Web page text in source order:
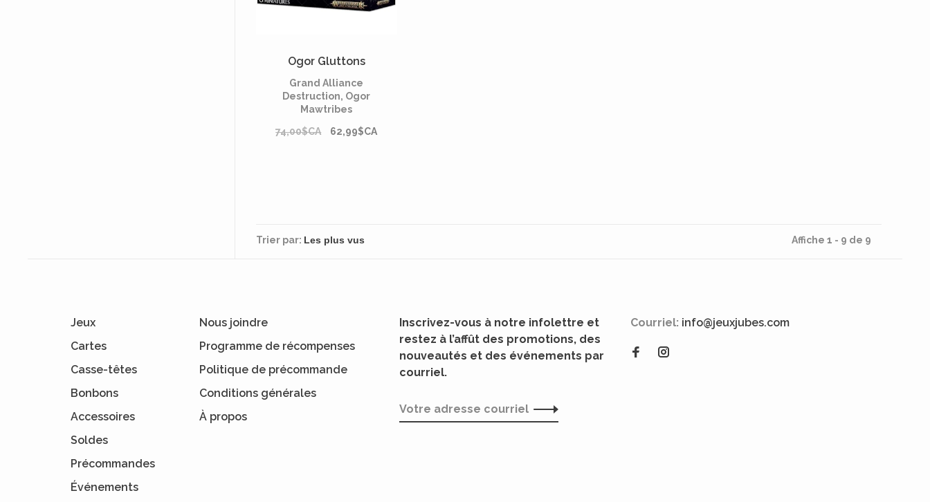
Ogor Gluttons
Grand Alliance
Destruction, Ogor
Mawtribes
74,00$CA
62,99$CA
Trier par: Affiche 1 - 9 de 9
Jeux
Cartes
Casse-têtes
Bonbons
Accessoires
Soldes
Précommandes
Événements
Nous joindre
Programme de récompenses
Politique de précommande
Conditions générales
À propos
Inscrivez-vous à notre infolettre et
restez à l’affût des promotions, des
nouveautés et des événements par
courriel.
Courriel: info@jeuxjubes.com